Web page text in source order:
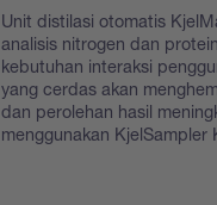
Unit distilasi otomatis
analisis nitrogen dan
kebutuhan interaksi
yang cerdas akan
dan perolehan hasil
menggunakan KjelSampler